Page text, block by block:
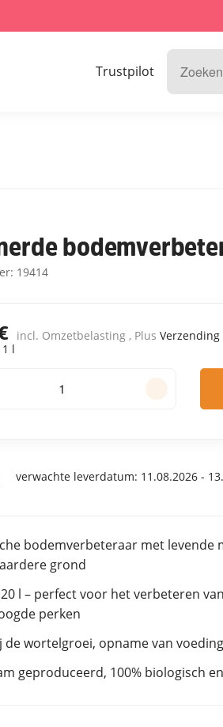
Trustpilot
19414
incl. Omzetbelasting , PlusVerzending
l
verwachte leverdatum: 11.08.2026 -
bodemverbeteraar met levende
grond
20 l – perfect voor het verbeteren
perken
de wortelgroei, opname van
geproduceerd, 100% biologisch